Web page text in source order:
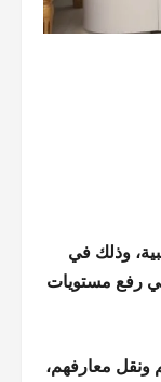
وذلك في
رفع مستويات
ونقل معارفهم،